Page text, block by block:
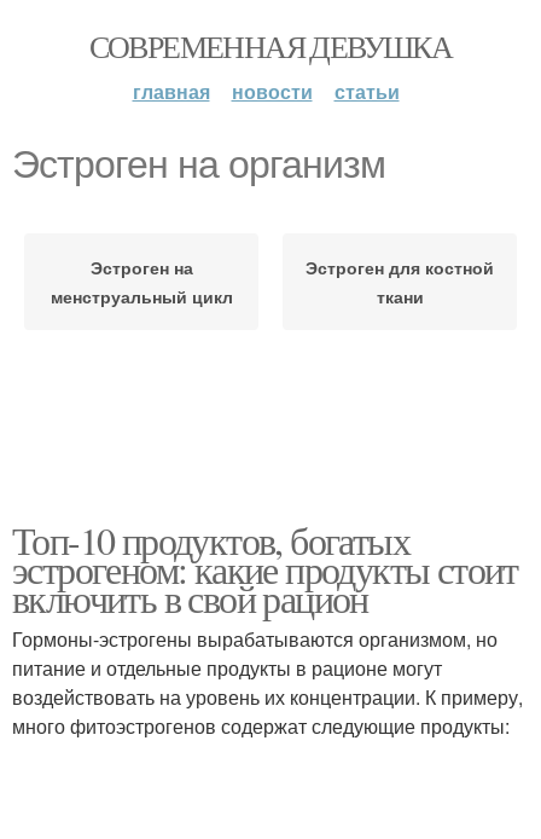
СОВРЕМЕННАЯ ДЕВУШКА
главная новости статьи
Эстроген на организм
Эстроген на
менструальный цикл
Эстроген для костной
ткани
Топ-10 продуктов, богатых
эстрогеном: какие продукты стоит
включить в свой рацион
Гормоны-эстрогены вырабатываются организмом, но
питание и отдельные продукты в рационе могут
воздействовать на уровень их концентрации. К примеру,
много фитоэстрогенов содержат следующие продукты: